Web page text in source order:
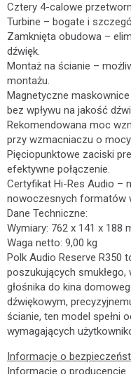
Cztery 4-calowe
Turbine – bogate i
Zamknięta obudowa –
dźwięk.
Montaż na ścianie –
montażu.
Magnetyczne
bez wpływu na jakość
Rekomendowana moc
przy wzmacniaczu o
Pięciopunktowe zaciski
efektywne połączenie.
Certyfikat Hi-Res Audio –
nowoczesnych formatów
Dane Techniczne:
Wymiary: 762 x 141 x 188
Waga netto: 9,00 kg
Polk Audio Reserve R350
poszukujących
głośnika do kina
dźwiękowym,
ścianie, ten model spełni
wymagających
Informacje o
Informacje o producencie